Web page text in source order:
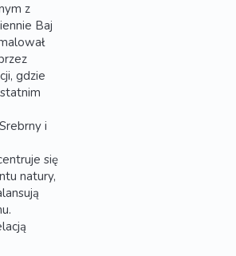
z
Baj
gdzie
i
się
natury,